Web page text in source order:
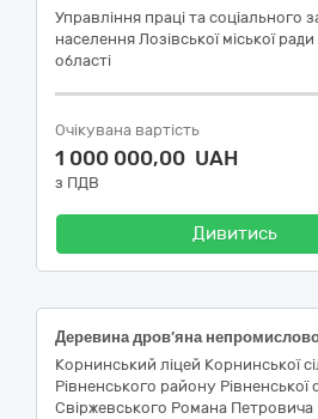
Управління праці та соціального
населення Лозівської міської ради
області
Очікувана вартість
1 000 000,00 UAH
з ПДВ
Дивитись
Корнинський ліцей Корнинської
Рівненського району Рівненської
Свіржевського Романа Петровича